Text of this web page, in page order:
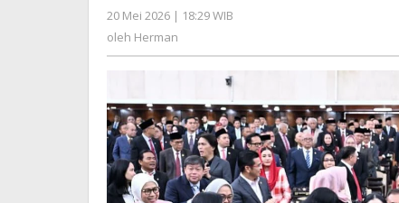
20 Mei 2026 | 18:29 WIB
oleh Herman